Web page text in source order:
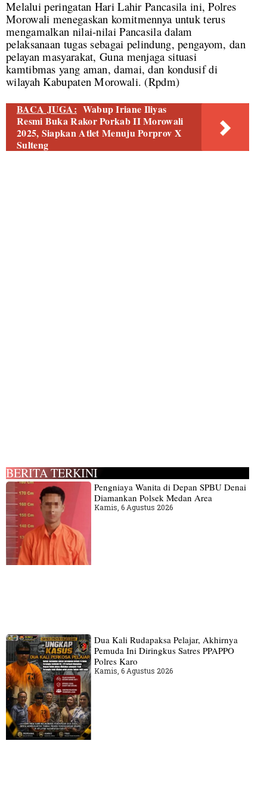
Melalui peringatan Hari Lahir Pancasila ini, Polres
Morowali menegaskan komitmennya untuk terus
mengamalkan nilai-nilai Pancasila dalam
pelaksanaan tugas sebagai pelindung, pengayom, dan
pelayan masyarakat, Guna menjaga situasi
kamtibmas yang aman, damai, dan kondusif di
wilayah Kabupaten Morowali. (Rpdm)
BACA JUGA: Wabup Iriane Iliyas
Resmi Buka Rakor Porkab II Morowali
2025, Siapkan Atlet Menuju Porprov X
Sulteng
BERITA TERKINI
Pengniaya Wanita di Depan SPBU Denai
Diamankan Polsek Medan Area
Kamis, 6 Agustus 2026
Dua Kali Rudapaksa Pelajar, Akhirnya
Pemuda Ini Diringkus Satres PPAPPO
Polres Karo
Kamis, 6 Agustus 2026